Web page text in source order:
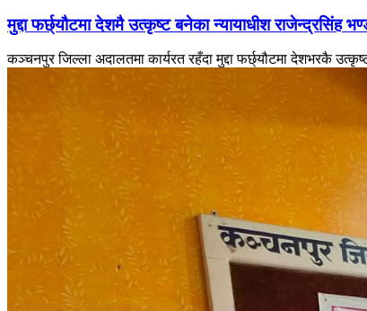
मुद्दा फर्छ्यौटमा देशमै उत्कृष्ट बनेका न्यायाधीश राजेन्द्रसिंह
कञ्चनपुर जिल्ला अदालतमा कार्यरत रहँदा मुद्दा फर्छ्यौटमा देशभरकै